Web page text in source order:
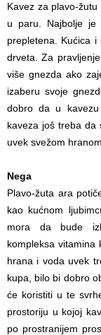
Kavez za plavo-
u paru. Najbolje je
prepletena. Kućica
drveta. Za
više gnezda ako
izaberu svoje
dobro da u
kaveza još treba da
uvek svežom
Nega
Plavo-žuta ara
kao kućnom
mora da bude
kompleksa vitamina
hrana i voda uvek
kupa, bilo bi dobro
će koristiti u te
prostoriju u kojoj
po prostranijem